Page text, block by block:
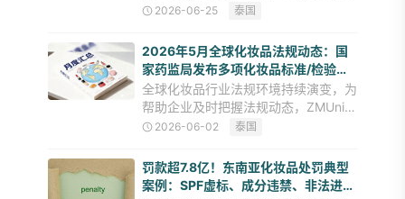
妆企业顺利完成美国（含加州）、加拿
来西亚、印尼、泰国、越南） 、英国
等多国及地区的化妆品出口合
2026-06-25 泰国
2026年5月全球化妆品法规动态：国
家药监局发布多项化妆品标准/检验方
法、欧盟修订多项化妆品原料限制...
全球化妆品行业法规环境持续演变，为
帮助企业及时把握法规动态，ZMUni中
贸合规中心定期发布全球化妆品法规动
口目的地在法规动态、行业监管等多个
方面的市场准入要求动向。今
2026-06-02 泰国
罚款超7.8亿！东南亚化妆品处罚典型
案例：SPF虚标、成分违禁、非法进